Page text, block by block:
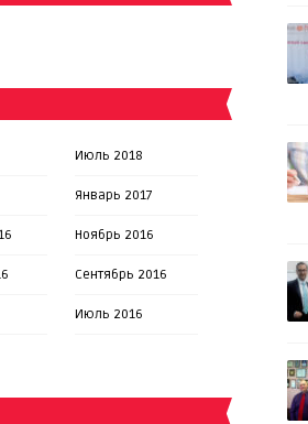
Июль 2018
Январь 2017
Ноябрь 2016
Сентябрь 2016
Июль 2016